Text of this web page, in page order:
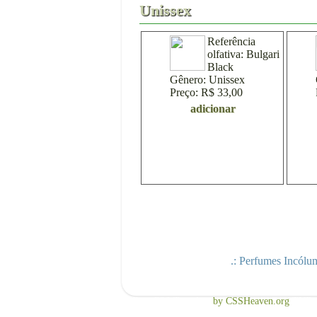
Unissex
Referência
olfativa: Bulgari
Black
Gênero: Unissex
Preço: R$ 33,00
adicionar
.: Perfumes
by CSSHeaven.org